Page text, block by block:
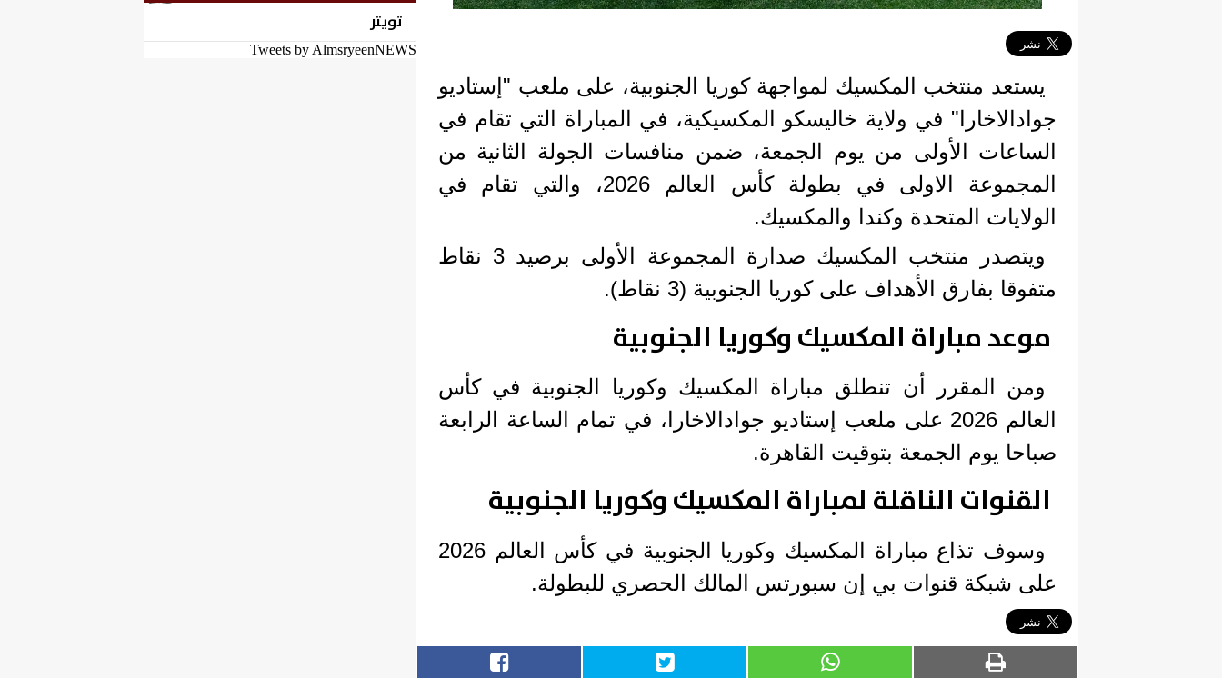
يستعد منتخب المكسيك لمواجهة كوريا الجنوبية، على ملعب "إستاديو
جوادالاخارا" في ولاية خاليسكو المكسيكية، في المباراة التي تقام في
الساعات الأولى من يوم الجمعة، ضمن منافسات الجولة الثانية من
المجموعة الاولى في بطولة كأس العالم 2026، والتي تقام في
الولايات المتحدة وكندا والمكسيك.
ويتصدر منتخب المكسيك صدارة المجموعة الأولى برصيد 3 نقاط
متفوقا بفارق الأهداف على كوريا الجنوبية (3 نقاط).
موعد مباراة المكسيك وكوريا الجنوبية
ومن المقرر أن تنطلق مباراة المكسيك وكوريا الجنوبية في كأس
العالم 2026 على ملعب إستاديو جوادالاخارا، في تمام الساعة الرابعة
صباحا يوم الجمعة بتوقيت القاهرة.
القنوات الناقلة لمباراة المكسيك وكوريا الجنوبية
وسوف تذاع مباراة المكسيك وكوريا الجنوبية في كأس العالم 2026
على شبكة قنوات بي إن سبورتس المالك الحصري للبطولة.
تويتر
Tweets by AlmsryeenNEWS